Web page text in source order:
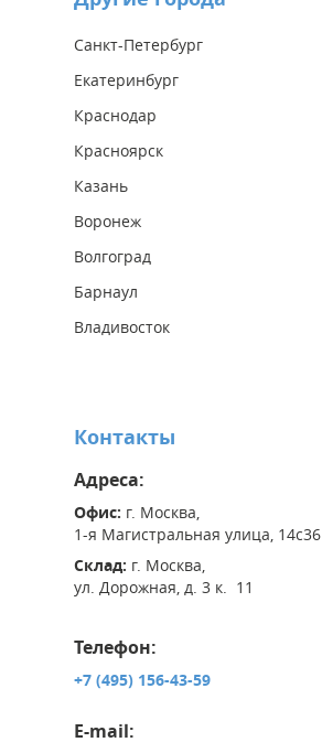
Санкт-Петербург
Екатеринбург
Краснодар
Красноярск
Казань
Воронеж
Волгоград
Барнаул
Владивосток
Контакты
Адреса:
Офис: г. Москва,
1-я Магистральная улица, 14с36
Склад: г. Москва,
ул. Дорожная, д. 3 к. 11
Телефон:
+7 (495) 156-43-59
E-mail: